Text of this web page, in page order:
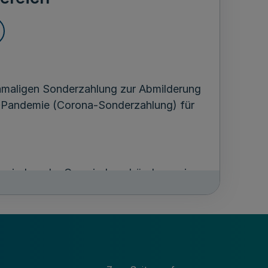
Sonderzahlung zur Abmilderung
(Corona-Sonderzahlung) für
der Gemeindeverbände sowie